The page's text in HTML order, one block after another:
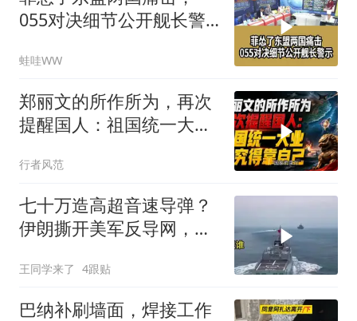
055对决细节公开舰长警
冰｜辣晚报20260805
蛙哇WW
郑丽文的所作所为，再次
提醒国人：祖国统一大
行者风范
七十万造高超音速导弹？
伊朗撕开美军反导网，炸
王同学来了 4跟贴
巴纳补刷墙面，焊接工作